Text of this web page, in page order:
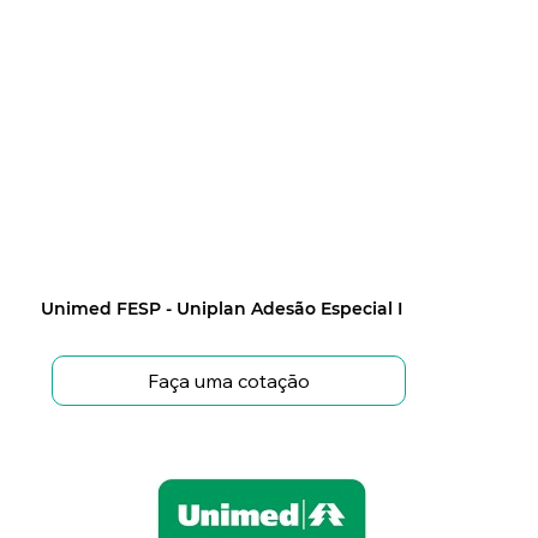
Unimed FESP - Uniplan Adesão Especial I
Faça uma cotação